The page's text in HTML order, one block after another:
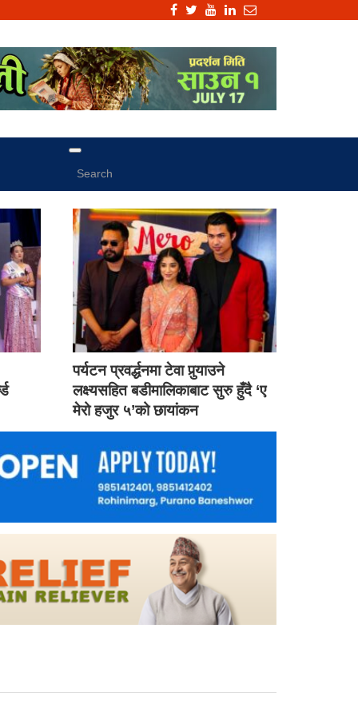
पर्यटन प्रवर्द्धनमा टेवा पुर्‍याउने
लक्ष्यसहित बडीमालिकाबाट सुरु हुँदै ‘ए
मेरो हजुर ५’को छायांकन